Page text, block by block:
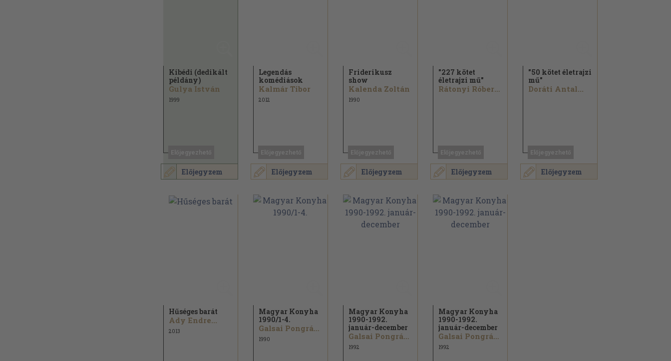
Előjegyzem
Kibédi (dedikált
példány)
Gulya István
1999
Előjegyzem
Legendás
komédiások
Kalmár Tibor
2012
Előjegyzem
Friderikusz
show
Kalenda Zoltán
1990
Előjegyzem
"227 kötet
életrajzi mű"
Rátonyi Róbert...
Előjegyzem
"50 kötet életrajzi
mű"
Doráti Antal...
Hűséges barát
Ady Endre...
2013
Magyar Konyha
1990/1-4.
Galsai Pongrác...
1990
Magyar Konyha
1990-1992.
január-december
Galsai Pongrác...
1992
Magyar Konyha
1990-1992.
január-december
Galsai Pongrác...
1992